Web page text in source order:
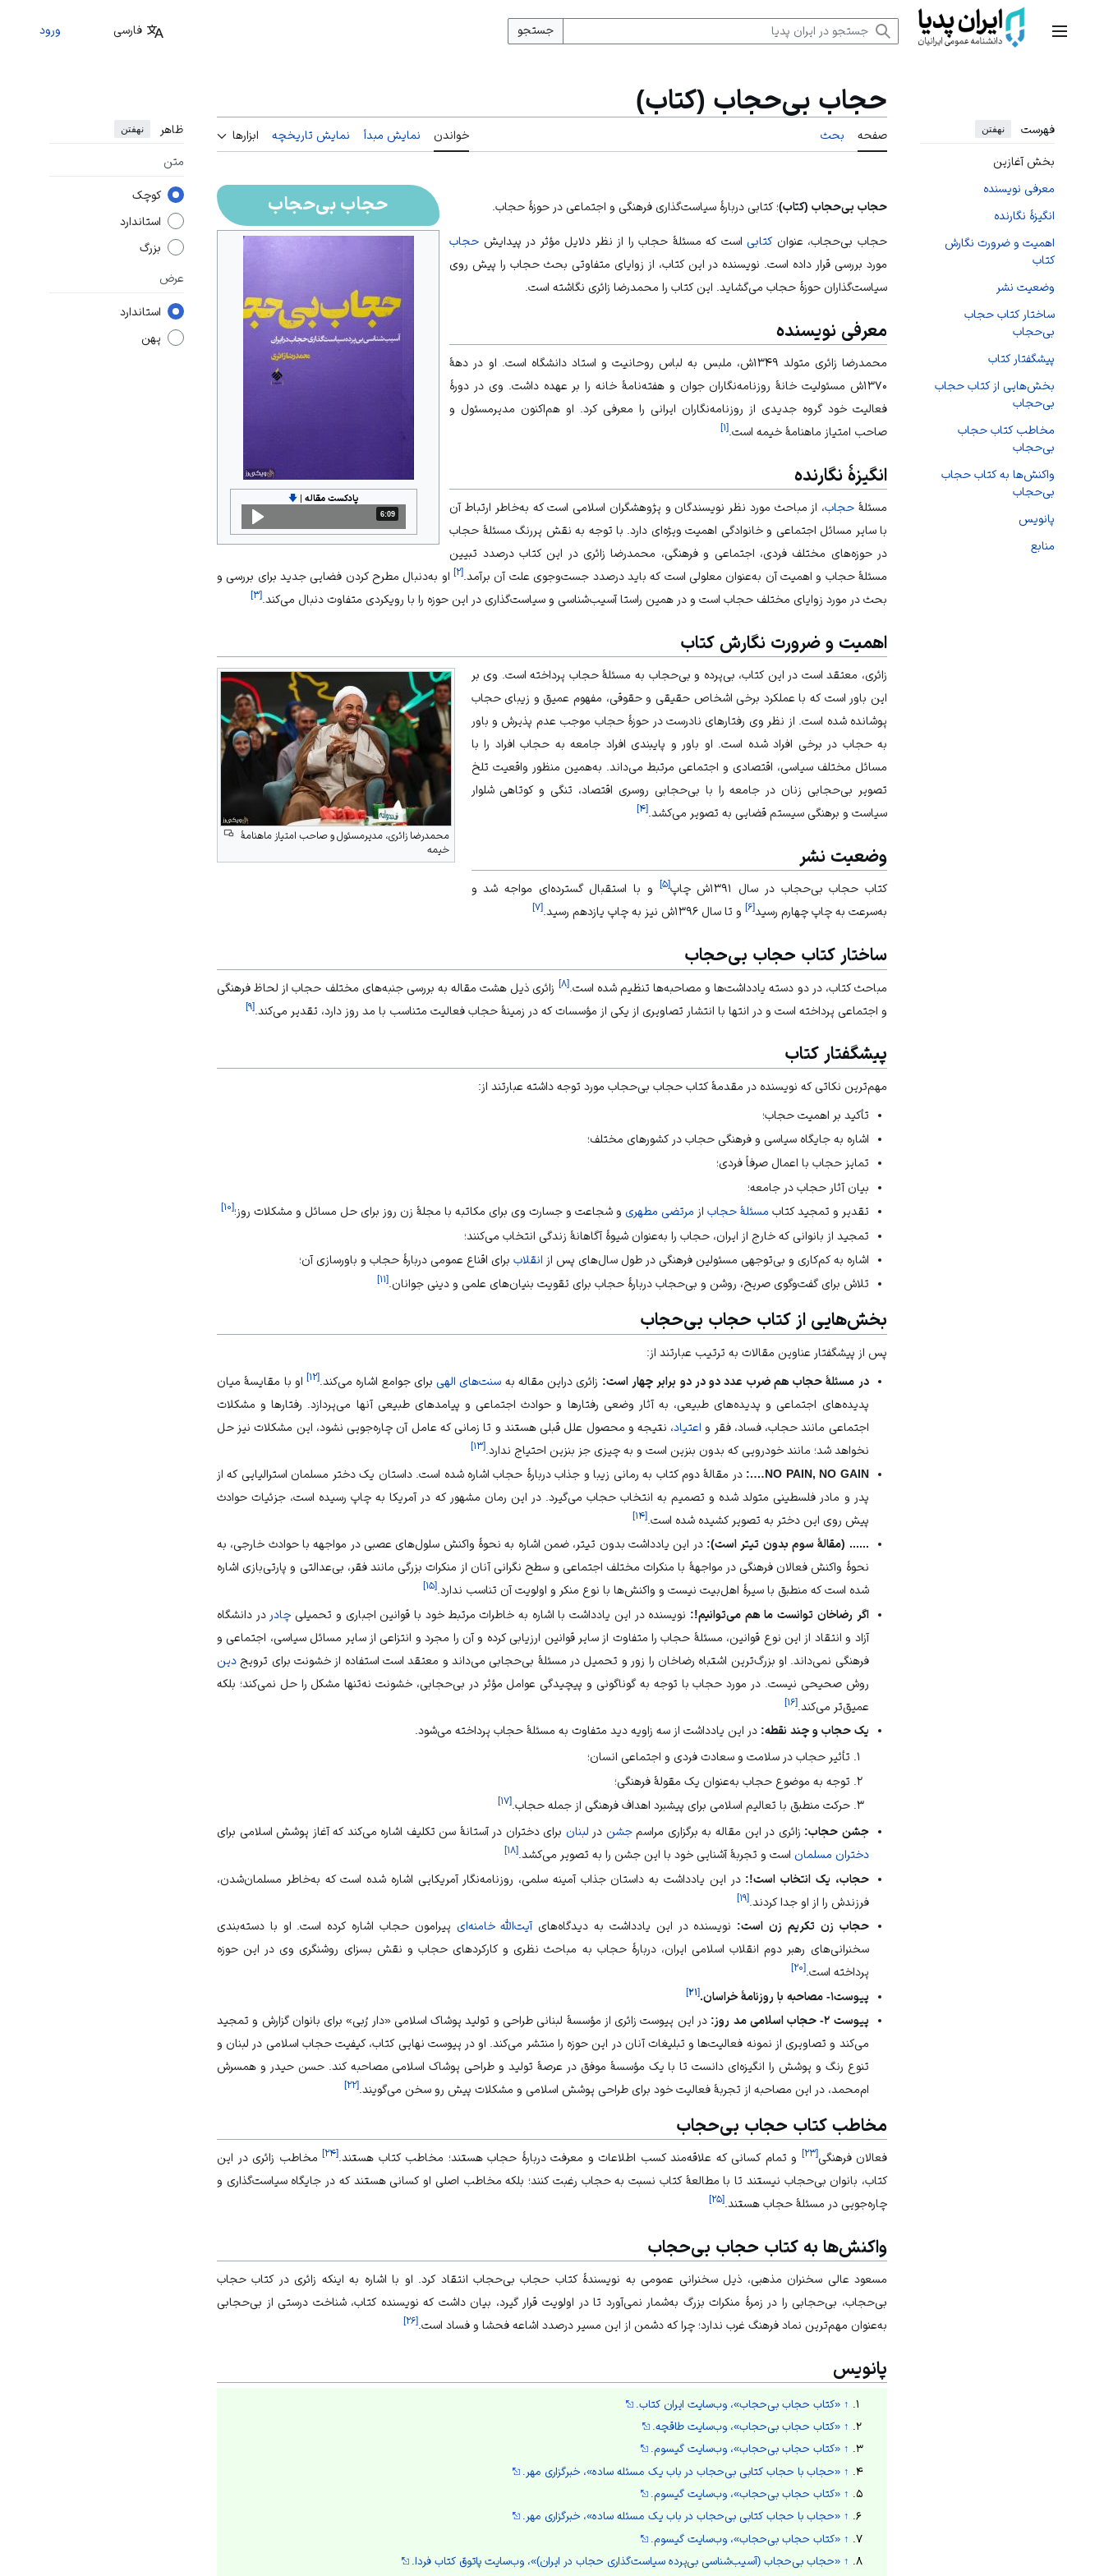
منوی اصلی
جستجو فارسی ورود
فهرست نهفتن
بخش آغازین
معرفی نویسنده
انگیزهٔ نگارنده
اهمیت و ضرورت نگارش
کتاب
وضعیت نشر
ساختار کتاب حجاب
بی‌حجاب
پیشگفتار کتاب
بخش‌هایی از کتاب حجاب
بی‌حجاب
مخاطب کتاب حجاب
بی‌حجاب
واکنش‌ها به کتاب حجاب
بی‌حجاب
پانویس
منابع
حجاب بی‌حجاب (کتاب)
صفحه بحث خواندن نمایش مبدأ نمایش تاریخچه ابزارها ظاهر نهفتن
متن
کوچک
استاندارد
بزرگ
عرض
استاندارد
پهن
حجاب بی‌حجاب
پادکست مقاله|
🡇
مدت: 6 دقیقه و 9 ثانیه
6:09
حجاب بی‌حجاب (کتاب)؛ کتابی دربارهٔ سیاست‌گذاری فرهنگی و اجتماعی در حوزهٔ حجاب.
حجاب بی‌حجاب، عنوانکتابی است که مسئلهٔ حجاب را از نظر دلایل مؤثر در پیدایش حجاب
مورد بررسی قرار داده است. نویسنده در این کتاب، از زوایای متفاوتی بحث حجاب را پیش روی
سیاست‌گذاران حوزهٔ حجاب می‌گشاید. این کتاب را محمدرضا زائری نگاشته است.
معرفی نویسنده
محمدرضا زائری متولد ۱۳۴۹ش، ملبس به لباس روحانیتو استاد دانشگاه است. او در دههٔ
۱۳۷۰ش مسئولیت خانهٔ روزنامه‌نگاران جوان و هفته‌نامهٔ خانه را بر عهده داشت. وی در دورهٔ
فعالیت خود گروه جدیدی از روزنامه‌نگاران ایرانی را معرفی کرد. او هم‌اکنون مدیرمسئول و
صاحب امتیاز ماهنامهٔ خیمه است.[۱]
انگیزهٔ نگارنده
مسئلهٔ حجاب، از مباحث مورد نظر نویسندگان و پژوهشگران اسلامی است که به‌خاطر ارتباط آن
با سایر مسائل اجتماعی و خانوادگی اهمیت ویژه‌ای دارد. با توجه به نقش پررنگ مسئلهٔ حجاب
در حوزه‌های مختلف فردی، اجتماعی و فرهنگی، محمدرضا زائری در این کتاب درصدد تبیین
مسئلهٔ حجاب و اهمیت آن به‌عنوان معلولی است که باید درصدد جست‌وجوی علت آن برآمد.[۲]او به‌دنبال مطرح کردن فضایی جدید برای بررسی و
بحث در مورد زوایای مختلف حجاب است و در همین راستا آسیب‌شناسی و سیاست‌گذاری در این حوزه را با رویکردی متفاوت دنبال می‌کند.[۳]
اهمیت و ضرورت نگارش کتاب
محمدرضا زائری، مدیرمسئول و صاحب امتیاز ماهنامهٔ
خیمه
زائری، معتقد است در این کتاب، بی‌پرده و بی‌حجاب به مسئلهٔ حجاب پرداخته است. وی بر
این باور است که با عملکرد برخی اشخاص حقیقی و حقوقی، مفهوم عمیق و زیبای حجاب
پوشانده شده است. از نظر وی رفتارهای نادرست در حوزهٔ حجاب موجب عدم پذیرش و باور
به حجاب در برخی افراد شده است. او باور و پایبندی افراد جامعهبه حجاب افراد را با
مسائل مختلف سیاسی، اقتصادی و اجتماعی مرتبط می‌داند. به‌همین منظور واقعیت تلخ
تصویر بی‌حجابی زنان در جامعه را با بی‌حجابی روسری اقتصاد، تنگی و کوتاهی شلوار
سیاست و برهنگی سیستم قضایی به تصویر می‌کشد.[۴]
وضعیت نشر
کتاب حجاب بی‌حجاب در سال ۱۳۹۱ش چاپ [۵]
و با استقبال گسترده‌ای مواجه شد و
به‌سرعت به چاپ چهارم رسید[۶] و تا سال ۱۳۹۶ش نیز به چاپ یازدهم رسید. [۷]
ساختار کتاب حجاب بی‌حجاب
مباحث کتاب، در دو دسته یادداشت‌ها و مصاحبه‌ها تنظیم شده است.[۸] زائری ذیل هشت مقاله به بررسی جنبه‌های مختلف حجاب از لحاظ فرهنگی
و اجتماعی پرداخته است و در انتها با انتشار تصاویری از یکی از مؤسسات که در زمینهٔ حجاب فعالیت متناسب با مد روز دارد، تقدیر می‌کند. [۹]
پیشگفتار کتاب
مهم‌ترین نکاتی که نویسنده در مقدمهٔ کتاب حجاب بی‌حجاب مورد توجه داشته عبارتند از:
تأکید بر اهمیت حجاب؛
اشاره به جایگاه سیاسی و فرهنگی حجاب در کشورهای مختلف؛
تمایز حجاب با اعمال صرفاً فردی؛
بیان آثار حجاب در جامعه؛
تقدیر و تمجید کتاب مسئلهٔ حجاب از مرتضی مطهری و شجاعت و جسارت وی برای مکاتبه با مجلهٔ زن روز برای حل مسائل و مشکلات روز؛[۱۰]
تمجید از بانوانی که خارج از ایران، حجاب را به‌عنوان شیوهٔ آگاهانهٔ زندگی انتخاب می‌کنند؛
اشاره به کم‌کاری و بی‌توجهی مسئولین فرهنگی در طول سال‌های پس از انقلاب برای اقناع عمومی دربارهٔ حجاب و باورسازی آن؛
تلاش برای گفت‌وگوی صریح، روشن و بی‌حجاب دربارهٔ حجاب برای تقویت بنیان‌های علمی و دینی جوانان.[۱۱]
بخش‌هایی از کتاب حجاب بی‌حجاب
پس از پیشگفتار عناوین مقالات به ترتیب عبارتند از:
در مسئلهٔ حجاب هم ضرب عدد دو در دو برابر چهار است: زائری دراین مقاله به سنت‌های الهی برای جوامع اشاره می‌کند. [۱۲]او با مقایسهٔ میان
پدیده‌های اجتماعی و پدیده‌های طبیعی، به آثار وضعی رفتارها و حوادث اجتماعی و پیامدهای طبیعی آنها می‌پردازد. رفتارها و مشکلات
اجتماعی مانند حجاب،فساد،فقر و اعتیاد، نتیجه و محصول علل قبلی هستند و تا زمانی که عامل آن چاره‌جویی نشود، این مشکلات نیز حل
نخواهد شد؛ مانند خودرویی که بدون بنزین است و به چیزی جز بنزین احتیاج ندارد.[۱۳]
NO PAIN, NO GAIN….:
در مقالهٔ دوم کتاب به رمانی زیبا و جذاب دربارهٔ حجاب اشاره شده است. داستان یک دختر مسلمان استرالیایی که از
پدر و مادر فلسطینی متولد شده و تصمیم به انتخاب حجاب می‌گیرد. در این رمان مشهور که در آمریکابه چاپ رسیده است، جزئیات حوادث
پیش روی این دختر به تصویر کشیده شده است.[۱۴]
...... (مقالهٔ سوم بدون تیتر است): در این یادداشت بدون تیتر، ضمن اشاره به نحوهٔ واکنش سلول‌های عصبی در مواجهه با حوادث خارجی، به
نحوهٔ واکنش فعالان فرهنگی در مواجههٔ با منکرات مختلف اجتماعی و سطح نگرانی آنان از منکرات بزرگی مانند فقر، بی‌عدالتی و پارتی‌بازیاشاره
شده است که منطبق باسیرهٔ اهل‌بیت نیست و واکنش‌ها با نوع منکر و اولویت آن تناسب ندارد.[۱۵]
اگر رضاخان توانست ما هم می‌توانیم!: نویسنده در این یادداشت با اشاره به خاطرات مرتبط خود با قوانین اجباری و تحمیلی چادر در دانشگاه
آزاد و انتقاد از این نوع قوانین، مسئلهٔ حجاب را متفاوت از سایر قوانین ارزیابی کرده و آن را مجرد و انتزاعی از سایر مسائل سیاسی، اجتماعی و
فرهنگی نمی‌داند. او بزرگ‌ترین اشتباه رضاخان را زور و تحمیل در مسئلهٔ بی‌حجابی می‌داند و معتقد است استفاده از خشونت برای ترویج دین
روش صحیحی نیست. در مورد حجاب با توجه به گوناگونی و پیچیدگی عوامل مؤثر در بی‌حجابی، خشونت نه‌تنها مشکل را حل نمی‌کند؛ بلکه
عمیق‌تر می‌کند.[۱۶]
یک حجاب و چند نقطه: در این یادداشت از سه زاویه دید متفاوت به مسئلهٔ حجاب پرداخته می‌شود.
تأثیر حجاب در سلامت و سعادت فردی و اجتماعی انسان؛
توجه به موضوع حجاب به‌عنوان یک مقولهٔ فرهنگی؛
حرکت منطبق با تعالیم اسلامی برای پیشبرد اهداف فرهنگی از جمله حجاب. [۱۷]
جشن حجاب: زائری در این مقاله به برگزاری مراسمجشن در لبنان برای دختران در آستانهٔ سن تکلیف اشاره می‌کند که آغاز پوشش اسلامی برای
دختران مسلمان است و تجربهٔ آشنایی خود با این جشن را به تصویر می‌کشد.[۱۸]
حجاب، یک انتخاب است!: در این یادداشت به داستان جذاب آمینه سلمی، روزنامه‌نگار آمریکایی اشاره شده است که به‌خاطر مسلمان‌شدن،
فرزندش را از او جدا کردند.[۱۹]
حجاب زن تکریم زن است: نویسنده در این یادداشت به دیدگاه‌هایآیت‌الله خامنه‌ای پیرامون حجاب اشاره کرده است. او با دسته‌بندی
سخنرانی‌های رهبر دوم انقلاب اسلامی ایران، دربارهٔ حجاب به مباحث نظری و کارکردهای حجاب و نقش بسزای روشنگری وی در این حوزه
پرداخته است.[۲۰]
پیوست۱- مصاحبه با روزنامهٔ خراسان. [۲۱]
پیوست ۲- حجاب اسلامی مد روز:
در این پیوست زائری از مؤسسهٔ لبنانی طراحی و تولید پوشاک اسلامی «دار رُبی» برای بانوان گزارش و تمجید
می‌کند و تصاویری از نمونه فعالیت‌ها و تبلیغات آنان در این حوزه را منتشر می‌کند. او در پیوست نهایی کتاب، کیفیت حجاب اسلامی در لبنان و
تنوع رنگ و پوشش را انگیزه‌ای دانست تا با یک مؤسسهٔ موفق در عرصهٔ تولید و طراحی پوشاک اسلامی مصاحبه کند. حسن حیدر و همسرش
ام‌محمد، در این مصاحبه از تجربهٔ فعالیت خود برایطراحی پوشش اسلامی و مشکلات پیش رو سخن می‌گویند.[۲۲]
مخاطب کتاب حجاب بی‌حجاب
فعالان فرهنگی[۲۳] و تمام کسانی که علاقه‌مند کسب اطلاعات و معرفت دربارهٔ حجاب هستند؛ مخاطب کتاب هستند.[۲۴] مخاطب زائری در این
کتاب، بانوان بی‌حجاب نیستند تا با مطالعهٔ کتاب نسبت به حجاب رغبت کنند؛ بلکه مخاطب اصلی او کسانی هستند که در جایگاه سیاست‌گذاری و
چاره‌جویی در مسئلهٔ حجاب هستند.[۲۵]
واکنش‌ها به کتاب حجاب بی‌حجاب
مسعود عالی سخنران مذهبی، ذیل سخنرانی عمومی به نویسندهٔ کتاب حجاب بی‌حجاب انتقاد کرد. او با اشاره به اینکه زائری در کتاب حجاب
بی‌حجاب، بی‌حجابی را در زمرهٔ منکرات بزرگ به‌شمار نمی‌آورد تا در اولویت قرار گیرد، بیان داشت که نویسنده کتاب، شناخت درستی از بی‌حجابی
به‌عنوان مهم‌ترین نماد فرهنگ غرب ندارد؛ چرا که دشمن از این مسیر درصدد اشاعه فحشا و فساد است.[۲۶]
پانویس
↑ «کتاب حجاب بی‌حجاب»، وب‌سایت ایران کتاب.
↑ «کتاب حجاب بی‌حجاب»، وب‌سایت طاقچه.
↑ «کتاب حجاب بی‌حجاب»، وب‌سایت گیسوم.
↑ «حجاب با حجاب کتابی بی‌حجاب در باب یک مسئله ساده»، خبرگزاری مهر.
↑ «کتاب حجاب بی‌حجاب»، وب‌سایت گیسوم.
↑ «حجاب با حجاب کتابی بی‌حجاب در باب یک مسئله ساده»، خبرگزاری مهر.
↑ «کتاب حجاب بی‌حجاب»، وب‌سایت گیسوم.
↑ «حجاب بی‌حجاب (آسیب‌شناسی بی‌پرده سیاست‌گذاری حجاب در ایران)»، وب‌سایت پاتوق کتاب فردا.